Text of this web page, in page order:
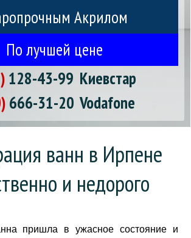
Акрилом
По лучшей цене
128-43-99 Киевстар
666-31-20 Vodafone
ванн в Ирпене
и недорого
пришла в ужасное состояние и